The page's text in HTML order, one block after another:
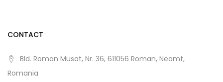
CONTACT
Bld. Roman Musat, Nr. 36, 611056 Roman, Neamt,
Romania